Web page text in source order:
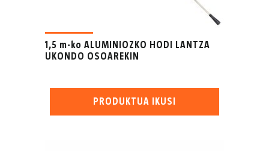
1,5 m-ko ALUMINIOZKO HODI LANTZA
UKONDO OSOAREKIN
PRODUKTUA IKUSI